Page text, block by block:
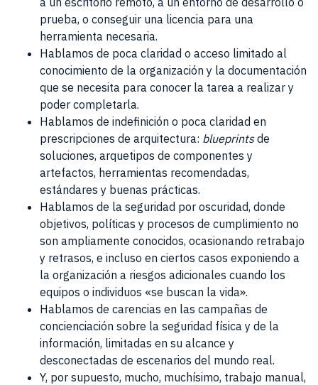
prueba, o conseguir una licencia para una
herramienta necesaria.
Hablamos de poca claridad o acceso limitado al
conocimiento de la organización y la documentación
que se necesita para conocer la tarea a realizar y
poder completarla.
Hablamos de indefinición o poca claridad en
prescripciones de arquitectura: blueprintsde
soluciones, arquetipos de componentes y
artefactos, herramientas recomendadas,
estándares y buenas prácticas.
Hablamos de la seguridad por oscuridad, donde
objetivos, políticas y procesos de cumplimiento no
son ampliamente conocidos, ocasionando retrabajo
y retrasos, e incluso en ciertos casos exponiendo a
la organización a riesgos adicionales cuando los
equipos o individuos «se buscan la vida».
Hablamos de carencias en las campañas de
concienciación sobre la seguridad física y de la
información, limitadas en su alcance y
desconectadas de escenarios del mundo real.
Y, por supuesto, mucho, muchísimo, trabajo manual,